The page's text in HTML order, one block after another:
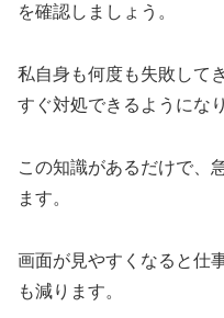
を確認しましょう。
私自身も何度も失敗して
すぐ対処できるようにな
この知識があるだけで、
ます。
画面が見やすくなると仕
も減ります。